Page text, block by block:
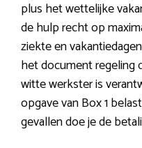
plus het wettelijke
de hulp recht op
ziekte en
het document regeling
witte werkster is
opgave van Box 1
gevallen doe je de